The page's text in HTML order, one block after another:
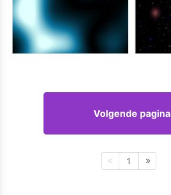
Volgende pagina
1